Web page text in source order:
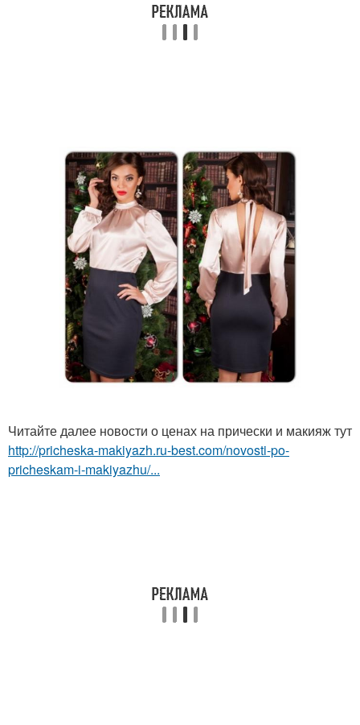
Читайте далее новости о ценах на прически и макияж тут
http://pricheska-makiyazh.ru-best.com/novosti-po-
pricheskam-i-makiyazhu/...